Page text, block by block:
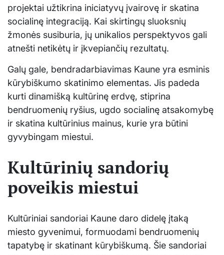
projektai užtikrina iniciatyvų įvairovę ir skatina
socialinę integraciją. Kai skirtingų sluoksnių
žmonės susiburia, jų unikalios perspektyvos gali
atnešti netikėtų ir įkvepiančių rezultatų.
Galų gale, bendradarbiavimas Kaune yra esminis
kūrybiškumo skatinimo elementas. Jis padeda
kurti dinamišką kultūrinę erdvę, stiprina
bendruomenių ryšius, ugdo socialinę atsakomybę
ir skatina kultūrinius mainus, kurie yra būtini
gyvybingam miestui.
Kultūrinių sandorių
poveikis miestui
Kultūriniai sandoriai Kaune daro didelę įtaką
miesto gyvenimui, formuodami bendruomenių
tapatybę ir skatinant kūrybiškumą. Šie sandoriai